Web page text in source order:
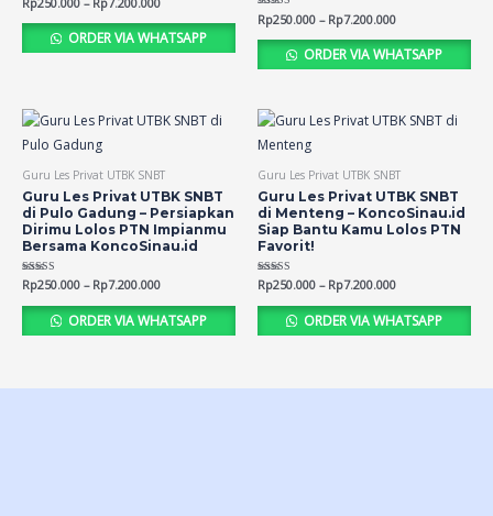
4.72
out of 5
ORDER VIA WHATSAPP
Rated
4.76
out of 5
Rp250.000 – Rp7.200.000
ORDER VIA WHATSAPP
Guru Les Privat UTBK SNBT
Guru Les Privat UTBK SNBT
di Pulo Gadung – Persiapkan
Dirimu Lolos PTN Impianmu
Bersama KoncoSinau.id
Rated
4.76
out of 5
Rp250.000 – Rp7.200.000
ORDER VIA WHATSAPP
Guru Les Privat UTBK SNBT
Guru Les Privat UTBK SNBT
di Menteng – KoncoSinau.id
Siap Bantu Kamu Lolos PTN
Favorit!
Rated
4.69
out of 5
Rp250.000 – Rp7.200.000
ORDER VIA WHATSAPP